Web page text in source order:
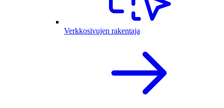
Verkkosivujen rakentaja